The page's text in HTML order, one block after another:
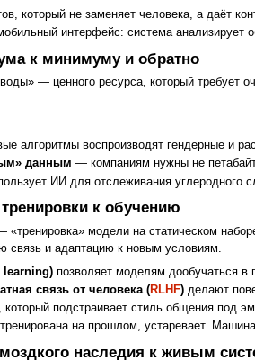
который не заменяет человека, а даёт
интерфейс: система анализирует
к минимуму и обратно
— ценного ресурса, который требует
алгоритмы воспроизводят гендерные и
данным — компаниям нужны не
ИИ для отслеживания углеродного
к обучению
модели на статическом
связь и адаптацию к новым условиям.
learning)позволяет моделям дообучаться в
связь от человека (RLHF)делают
который подстраивает стиль общения под
на прошлом, устаревает.
наследия к живым